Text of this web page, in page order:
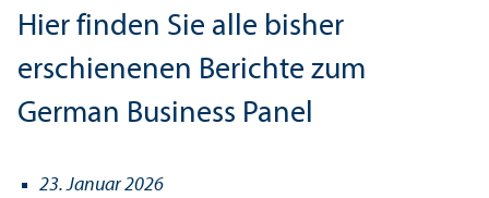
Hier finden Sie alle bisher
erschienenen Berichte zum
German Business Panel
23. Januar 2026